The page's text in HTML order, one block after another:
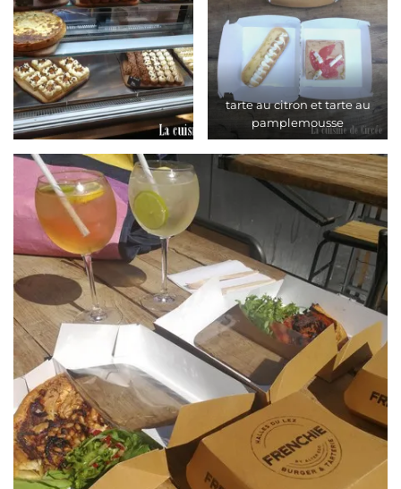
tarte au citron et tarte au
pamplemousse